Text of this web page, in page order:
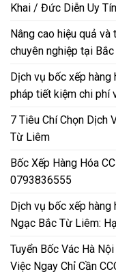
Khai / Đức Diễn Uy Tín
Nâng cao hiệu quả
chuyên nghiệp tại
Dịch vụ bốc xếp hàng
pháp tiết kiệm chi phí
7 Tiêu Chí Chọn Dịch
Từ Liêm
Bốc Xếp Hàng Hóa
0793836555
Dịch vụ bốc xếp
Ngạc Bắc Từ Liêm:
Tuyển Bốc Vác Hà
Việc Ngay Chỉ Cần